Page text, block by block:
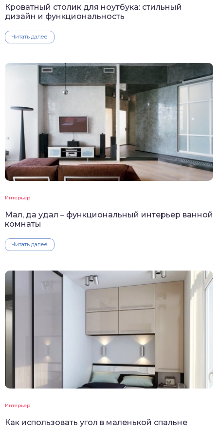
Кроватный столик для ноутбука: стильный
дизайн и функциональность
Читать далее
Интерьер
Мал, да удал – функциональный интерьер ванной
комнаты
Читать далее
Интерьер
Как использовать угол в маленькой спальне